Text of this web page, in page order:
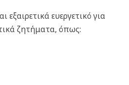
εξαιρετικά ευεργετικό για
ζητήματα, όπως: